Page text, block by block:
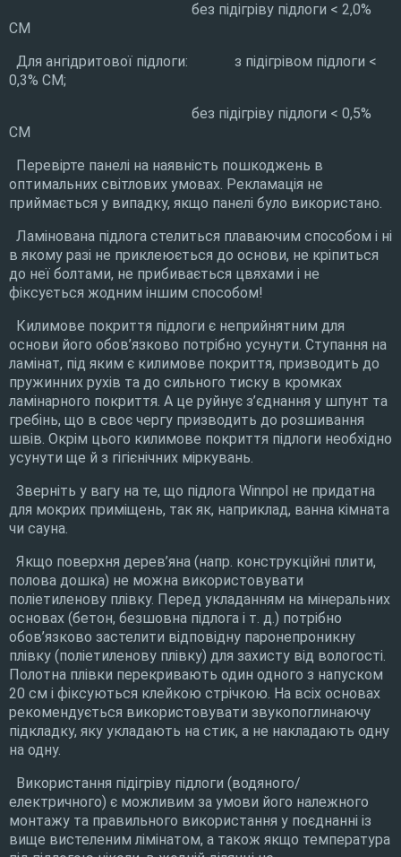
без підігріву підлоги < 2,0%
CM
Для ангідритової підлоги: з підігрівом підлоги <
0,3% CM;
без підігріву підлоги < 0,5%
CM
Перевірте панелі на наявність пошкоджень в
оптимальних світлових умовах. Рекламація не
приймається у випадку, якщо панелі було використано.
Ламінована підлога стелиться плаваючим способом і ні
в якому разі не приклеюється до основи, не кріпиться
до неї болтами, не прибивається цвяхами і не
фіксується жодним іншим способом!
Килимове покриття підлоги є неприйнятним для
основи його обов’язково потрібно усунути. Ступання на
ламінат, під яким є килимове покриття, призводить до
пружинних рухів та до сильного тиску в кромках
ламінарного покриття. А це руйнує з’єднання у шпунт та
гребінь, що в своє чергу призводить до розшивання
швів. Окрім цього килимове покриття підлоги необхідно
усунути ще й з гігієнічних міркувань.
Зверніть у вагу на те, що підлога Winnpol не придатна
для мокрих приміщень, так як, наприклад, ванна кімната
чи сауна.
Якщо поверхня дерев’яна (напр. конструкційні плити,
полова дошка) не можна використовувати
поліетиленову плівку. Перед укладанням на мінеральних
основах (бетон, безшовна підлога і т. д.) потрібно
обов’язково застелити відповідну паронепроникну
плівку (поліетиленову плівку) для захисту від вологості.
Полотна плівки перекривають один одного з напуском
20 см і фіксуються клейкою стрічкою. На всіх основах
рекомендується використовувати звукопоглинаючу
підкладку, яку укладають на стик, а не накладають одну
на одну.
Використання підігріву підлоги (водяного/
електричного) є можливим за умови його належного
монтажу та правильного використання у поєднанні із
вище вистеленим лімінатом, а також якщо температура